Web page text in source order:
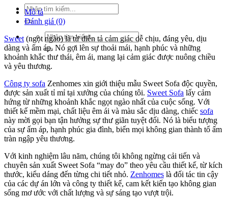
Tìm
kiếm:
Tìm
kiếm:
Mô tả
Đánh giá (0)
Sweet(ngọt ngào) là từ diễn tả cảm giác dễ chịu, đáng yêu, dịu
dàng và ấm áp. Nó gợi lên sự thoải mái, hạnh phúc và những
khoảnh khắc thư thái, êm ái, mang lại cảm giác được nuông chiều
và yêu thương.
Công ty sofa Zenhomes xin giới thiệu mẫu Sweet Sofa độc quyền,
được sản xuất tỉ mỉ tại xưởng của chúng tôi. Sweet Sofa lấy cảm
hứng từ những khoảnh khắc ngọt ngào nhất của cuộc sống. Với
thiết kế mềm mại, chất liệu êm ái và màu sắc dịu dàng, chiếc sofa
này mời gọi bạn tận hưởng sự thư giãn tuyệt đối. Nó là biểu tượng
của sự ấm áp, hạnh phúc gia đình, biến mọi không gian thành tổ ấm
tràn ngập yêu thương.
Với kinh nghiệm lâu năm, chúng tôi không ngừng cải tiến và
chuyên sản xuất Sweet Sofa “may đo” theo yêu cầu thiết kế, từ kích
thước, kiểu dáng đến từng chi tiết nhỏ. Zenhomes là đối tác tin cậy
của các dự án lớn và công ty thiết kế, cam kết kiến tạo không gian
sống mơ ước với chất lượng và sự sáng tạo vượt trội.